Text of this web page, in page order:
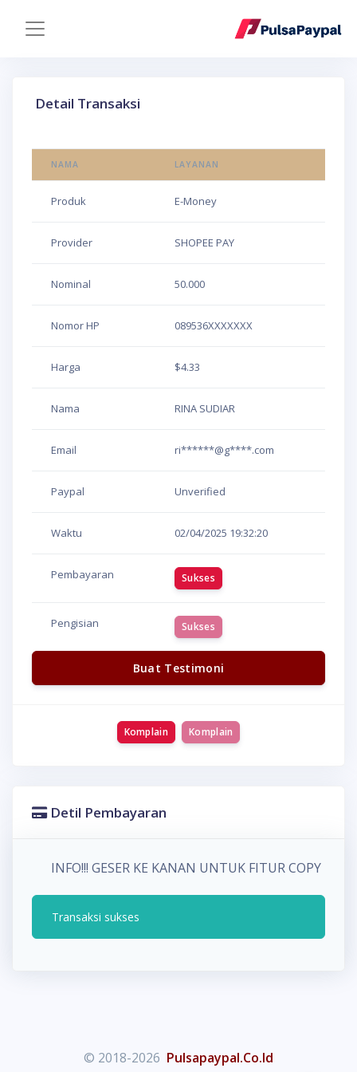
Detail Transaksi
NAMA LAYANAN
Produk E-Money
Provider SHOPEE PAY
Nominal 50.000
Nomor HP 089536XXXXXXX
Harga $4.33
Nama RINA SUDIAR
Email ri******@g****.com
Paypal Unverified
Waktu 02/04/2025 19:32:20
Pembayaran Sukses
Pengisian Sukses
Buat Testimoni
Komplain Komplain
Detil Pembayaran
INFO!!! GESER KE KANAN UNTUK FITUR COPY
Transaksi sukses
© 2018-2026 Pulsapaypal.Co.Id